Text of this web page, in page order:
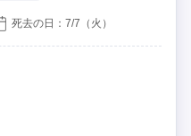
死去の日：7/7 （火）